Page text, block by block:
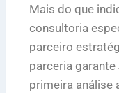
Mais do que
consultoria
parceiro
parceria garante
primeira análise